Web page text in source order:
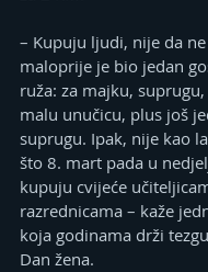
– Kupuju ljudi, nije da
maloprije je bio jedan
ruža: za majku,
malu unučicu, plus još
suprugu. Ipak, nije kao
što 8. mart pada u
kupuju cvijeće
razrednicama – kaže
koja godinama drži
Dan žena.